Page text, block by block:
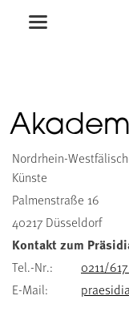
Nordrhein-
Künste
Palmenstraße 16
40217 Düsseldorf
Kontakt zum
Tel.-Nr.:
0211/
E-Mail: